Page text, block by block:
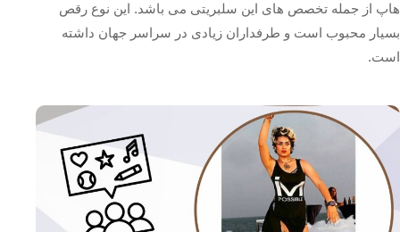
هاپ از جمله تخصص های این سلبریتی می باشد. این نوع رقص
بسیار محبوب است و طرفداران زیادی در سراسر جهان داشته
است.